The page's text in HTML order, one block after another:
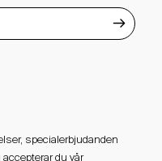
specialerbjudanden
accepterar du vår